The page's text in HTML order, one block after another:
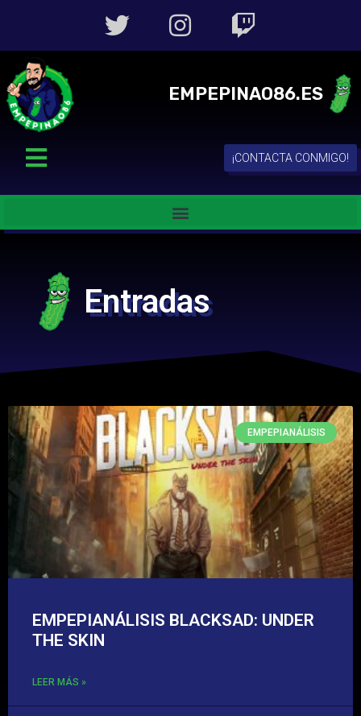
EMPEPINAO86.ES
¡CONTACTA CONMIGO!
Entradas
EMPEPIANÁLISIS
EMPEPIANÁLISIS BLACKSAD: UNDER
THE SKIN
LEER MÁS »